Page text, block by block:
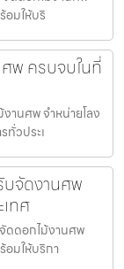
อมให้บริ
พ ครบจบในที่
านศพ จำหน่ายโลง
ทั่วประเ
บจัดงานศพ
ทศ
ดดอกไม้งานศพ
อมให้บริกา